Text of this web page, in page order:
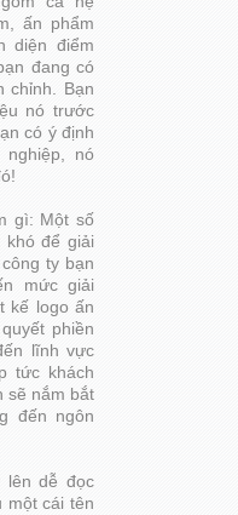
ấn phẩm
diện điểm
đang có
chỉnh. Bạn
nó trước
có ý định
nghiệp, nó
gì: Một số
khó để giải
ty bạn
mức giải
kế logo ấn
phiền
lĩnh vực
tức khách
sẽ nắm bắt
đến ngôn
lên dễ đọc
một cái tên